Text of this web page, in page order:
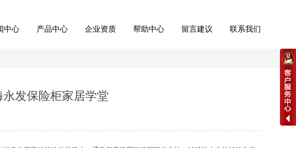
中心 产品中心 企业资质 帮助中心 留言建议 联系我们
发保险柜家居学堂